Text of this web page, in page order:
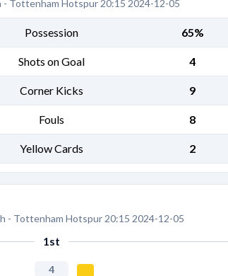
- Tottenham Hotspur 20:15 2024-12-05
Possession 65%
Shots on Goal 4
Corner Kicks 9
Fouls 8
Yellow Cards 2
- Tottenham Hotspur 20:15 2024-12-05
1st
4